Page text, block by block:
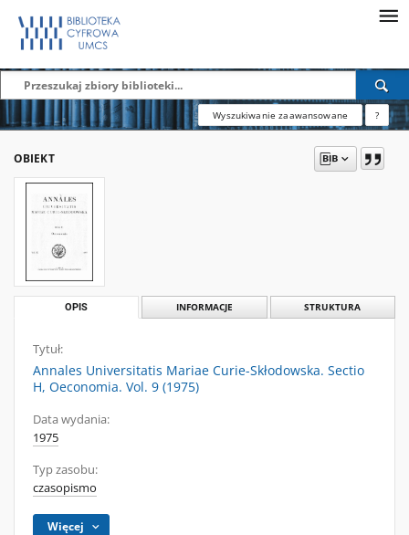
Wyszukiwanie zaawansowane ?
OBIEKT
OPIS INFORMACJE STRUKTURA
Tytuł:
Annales Universitatis Mariae Curie-Skłodowska. Sectio
H, Oeconomia. Vol. 9 (1975)
Data wydania:
1975
Typ zasobu:
czasopismo
Więcej